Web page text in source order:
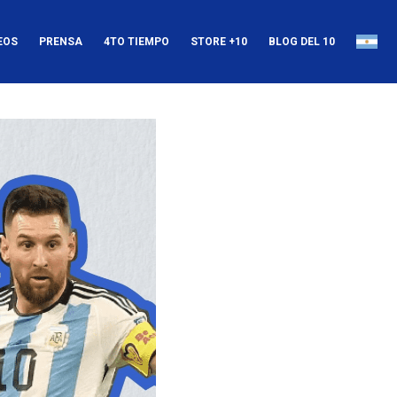
PRENSA 4TO TIEMPO STORE +10 BLOG DEL 10